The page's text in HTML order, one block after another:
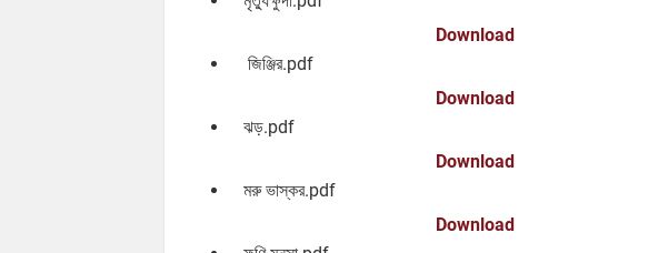
জিঞ্জির.pdf
Download
ঝড়.pdf
Download
মরু ভাস্কর.pdf
Download
Download